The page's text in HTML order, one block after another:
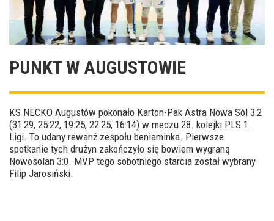
PUNKT W AUGUSTOWIE
KS NECKO Augustów pokonało Karton-Pak Astra Nowa Sól 3:2
(31:29, 25:22, 19:25, 22:25, 16:14) w meczu 28. kolejki PLS 1.
Ligi. To udany rewanż zespołu beniaminka. Pierwsze
spotkanie tych drużyn zakończyło się bowiem wygraną
Nowosolan 3:0. MVP tego sobotniego starcia został wybrany
Filip Jarosiński.